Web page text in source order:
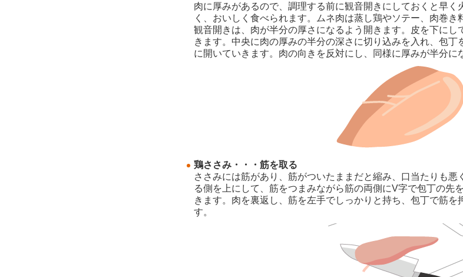
肉に厚みがあるので、調理する前に観音開きにしておくと早く
く、おいしく食べられます。ムネ肉は蒸し鶏やソテー、肉巻き
観音開きは、肉が半分の厚さになるよう開きます。皮を下にし
きます。中央に肉の厚みの半分の深さに切り込みを入れ、包丁
に開いていきます。肉の向きを反対にし、同様に厚みが半分に
鶏ささみ・・・筋を取る
ささみには筋があり、筋がついたままだと縮み、口当たりも悪
る側を上にして、筋をつまみながら筋の両側にV字で包丁の先
きます。肉を裏返し、筋を左手でしっかりと持ち、包丁で筋を
す。